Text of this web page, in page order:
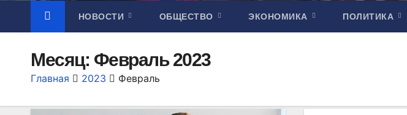
НОВОСТИ ОБЩЕСТВО ЭКОНОМИКА ПОЛИТИКА
Месяц: Февраль 2023
Главная 2023 Февраль